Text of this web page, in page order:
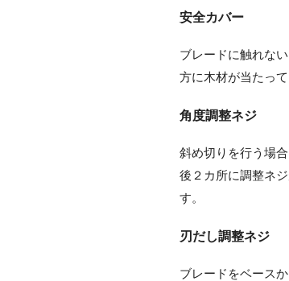
安全カバー
ブレードに触れな
方に木材が当たっ
角度調整ネジ
斜め切りを行う場
後２カ所に調整ネ
す。
刃だし調整ネジ
ブレードをベース